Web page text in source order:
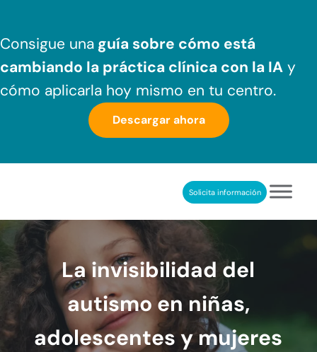
Consigue una guía sobre cómo está
cambiando la práctica clínica con la IA y
cómo aplicarla hoy mismo en tu centro.
Descargar ahora
REHABILITACIÓN COGNITIVA PROFESIONALSolicita información
La invisibilidad del
autismo en niñas,
adolescentes y mujeres